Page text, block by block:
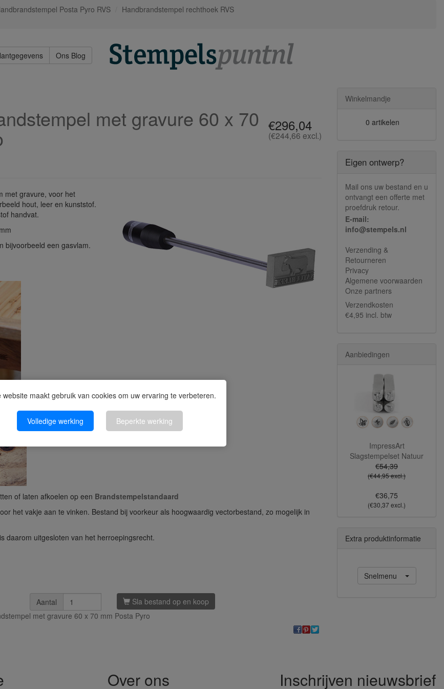
website maakt gebruik van cookies om uw ervaring te verbeteren.
Volledige werking Beperkte werking
Posta Pyro RVS
Handbrandstempel rechthoek RVS
Ons Blog
€296,04
(€244,66 excl.)
met gravure 60 x 70
met gravure, voor het
hout, leer en kunststof.
handvat.
bijvoorbeeld een gasvlam.
of laten afkoelen op een Brandstempelstandaard
het vakje aan te vinken. Bestand bij voorkeur als hoogwaardig vectorbestand, zo mogelijk in
daarom uitgesloten van het herroepingsrecht.
Aantal
Sla bestand op en koop
met gravure 60 x 70 mm Posta Pyro
Winkelmandje
0 artikelen
Eigen ontwerp?
Mail ons uw bestand en u
ontvangt een offerte met
proefdruk retour.
E-mail:
info@stempels.nl
Verzending &
Retourneren
Privacy
Algemene voorwaarden
Onze partners
Verzendkosten
€4,95 incl. btw
Aanbiedingen
ImpressArt
Slagstempelset Natuur
€54,39
(€44,95 excl.)
€36,75
(€30,37 excl.)
Extra produktinformatie
Snelmenu
Over ons Inschrijven nieuwsbrief